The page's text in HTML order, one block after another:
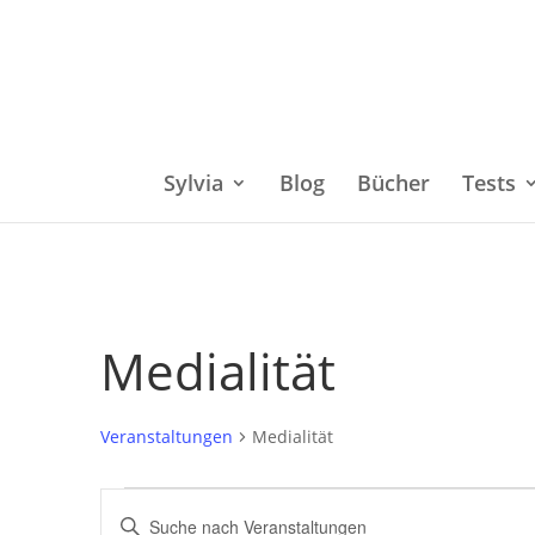
Sylvia Blog Bücher Tests
Medialität
Veranstaltungen Medialität
Veranstaltungen
Bitte